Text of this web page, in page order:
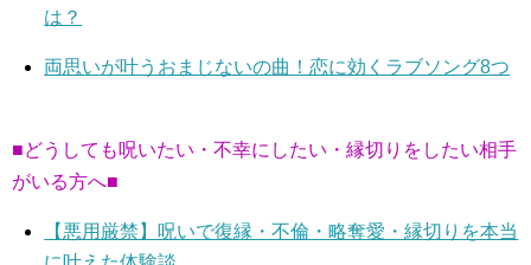
は？
両思いが叶うおまじないの曲！恋に効くラブソング8つ
■どうしても呪いたい・不幸にしたい・縁切りをしたい相手
がいる方へ■
【悪用厳禁】呪いで復縁・不倫・略奪愛・縁切りを本当